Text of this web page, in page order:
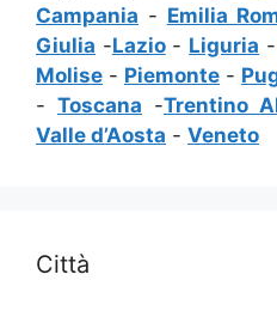
Campania - Emilia
Giulia -Lazio- Liguria -
Molise - Piemonte -
- Toscana -Trentino
Valle d’Aosta - Veneto
Città